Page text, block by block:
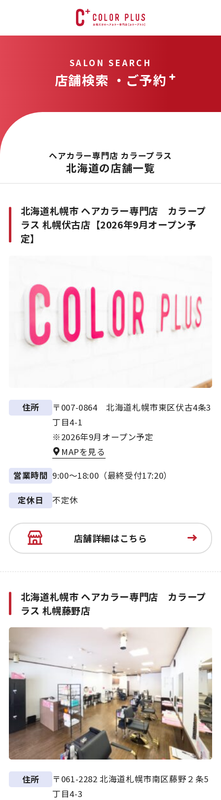
SALON SEARCH
店舗検索 ・ご予約
ヘアカラー専門店 カラープラス
北海道の店舗一覧
北海道札幌市 ヘアカラー専門店 カラープ
ラス 札幌伏古店【2026年9月オープン予
定】
住所
〒007-0864 北海道札幌市東区伏古4条3
丁目4-1
※2026年9月オープン予定
MAPを見る
営業時間 9:00～18:00（最終受付17:20）
定休日 不定休
店舗詳細はこちら
北海道札幌市 ヘアカラー専門店 カラープ
ラス 札幌藤野店
住所
〒061-2282 北海道札幌市南区藤野２条5
丁目4-3